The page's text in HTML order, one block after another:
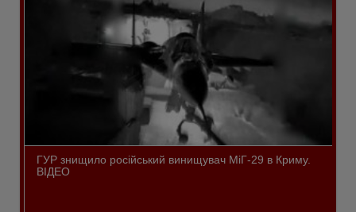
ГУР знищило російський винищувач МіГ-29 в Криму.
ВІДЕО